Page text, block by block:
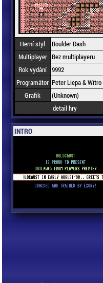
Herní styl
Boulder Dash
Multiplayer Bez multiplayeru
Rok vydání 9992
Programátor Peter Liepa & Witro
Grafik
(Unknown)
detail hry
INTRO